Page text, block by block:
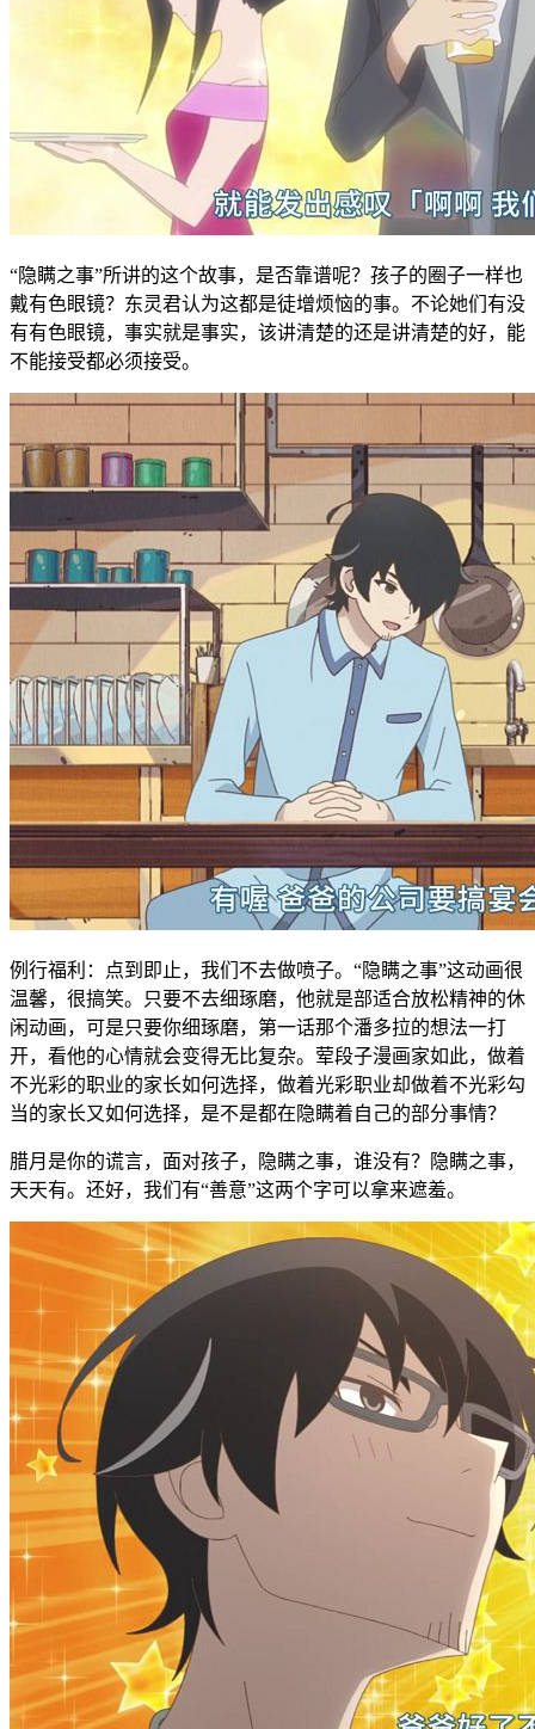
“隐瞒之事”所讲的这个故事，是否靠谱呢？孩子的圈子一样也
戴有色眼镜？东灵君认为这都是徒增烦恼的事。不论她们有没
有有色眼镜，事实就是事实，该讲清楚的还是讲清楚的好，能
不能接受都必须接受。
例行福利：点到即止，我们不去做喷子。“隐瞒之事”这动画很
温馨，很搞笑。只要不去细琢磨，他就是部适合放松精神的休
闲动画，可是只要你细琢磨，第一话那个潘多拉的想法一打
开，看他的心情就会变得无比复杂。荤段子漫画家如此，做着
不光彩的职业的家长如何选择，做着光彩职业却做着不光彩勾
当的家长又如何选择，是不是都在隐瞒着自己的部分事情？
腊月是你的谎言，面对孩子，隐瞒之事，谁没有？隐瞒之事，
天天有。还好，我们有“善意”这两个字可以拿来遮羞。